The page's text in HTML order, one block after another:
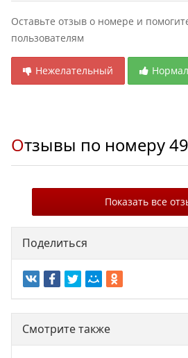
Оставьте отзыв о номере и
пользователям
Нежелательный
Отзывы по номеру
Показать все
Поделиться
Смотрите также